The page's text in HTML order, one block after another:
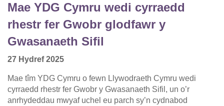
Mae YDG Cymru wedi cyrraedd
rhestr fer Gwobr glodfawr y
Gwasanaeth Sifil
27 Hydref 2025
Mae tîm YDG Cymru o fewn Llywodraeth Cymru wedi
cyrraedd rhestr fer Gwobr y Gwasanaeth Sifil, un o’r
anrhydeddau mwyaf uchel eu parch sy’n cydnabod